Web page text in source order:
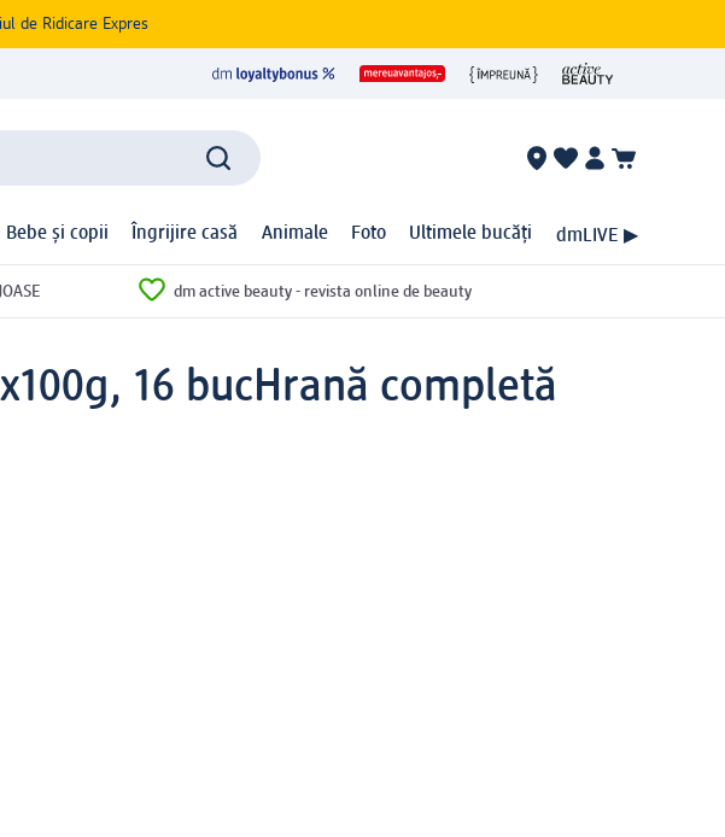
de Ridicare Expres
Bebe și copii Îngrijire casă Animale Foto Ultimele bucăți dmLIVE ▶
dm active beauty - revista online de beauty
16 bucHrană completă